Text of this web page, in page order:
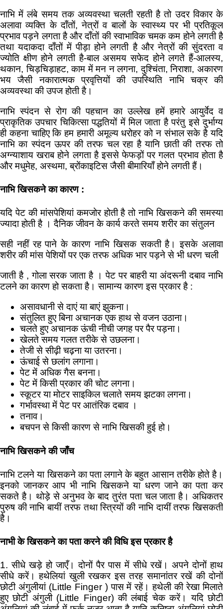
नाभि में लंबे समय तक अव्यवस्था चलती रहती है तो उदर विकार के
अलावा व्यक्ति के दाँतों, नेत्रों व बालों के स्वास्थ्य पर भी प्रतिकूल
प्रभाव पड़ने लगता है और दाँतों की स्वाभाविक चमक कम होने लगती है
तथा यदाकदा दाँतों में पीड़ा होने लगती है और नेत्रों की सुंदरता व
ज्योति क्षीण होने लगती है-बाल असमय सफेद होने लगते हैं-आलस्य,
थकान, चिड़चिड़ाहट, काम में मन न लगना, दुश्चिंता, निराशा, अकारण
भय जैसी नकारात्मक प्रवृत्तियों की उपस्थिति नाभि चक्र की
अव्यवस्था की उपज होती है।
नाभि स्पंदन से रोग की पहचान का उल्लेख हमें हमारे आयुर्वेद व
प्राकृतिक उपचार चिकित्सा पद्धतियों में मिल जाता है परंतु इसे दुर्भाग्य
ही कहना चाहिए कि हम हमारी अमूल्य धरोहर को न संभाल सके है यदि
नाभि का स्पंदन ऊपर की तरफ चल रहा है यानि छाती की तरफ तो
अग्न्याशाय खराब होने लगता है इससे फेफड़ों पर गलत प्रभाव होता है
और मधुमेह, अस्थमा, ब्रोंकाइटिस जैसी बीमारियाँ होने लगती हैं।
नाभि खिसकने का कारण :
यदि पेट की मांसपेशियां कमजोर होती है तो नाभि खिसकने की समस्या
ज्यादा होती है । दैनिक जीवन के कार्य करते समय शरीर का संतुलन
सही नहीं रह पाने के कारण नाभि खिसक सकती है। इसके अलावा
शरीर की मांस पेशियों पर एक तरफ अधिक भार पड़ने से भी धरण चली
जाती है , गोला सरक जाता है । पेट पर बाहरी या अंदरूनी दबाव नाभि
टलने का कारण हो सकता है। सामान्य कारण इस प्रकार है :
असावधानी से दाएं या बाएं झुकना।
संतुलित हुए बिना अचानक एक हाथ से वजन उठाना।
चलते हुए अचानक ऊंची नीची जगह पर पैर पड़ना।
खेलते समय गलत तरीके से उछलना।
तेजी से सीढ़ी चढ़ना या उतरना।
ऊंचाई से छलांग लगाना।
पेट में अधिक गैस बनना।
पेट में किसी प्रकार की चोट लगना।
स्कूटर या मोटर साइकिल चलाते समय झटका लगना।
गर्भावस्था में पेट पर आतंरिक दबाव ।
तनाव।
बचपन से किसी कारण से नाभि खिसकी हुई हो।
नाभि खिसकने की जाँच
नाभि टलने या खिसकने का पता लगाने के बहुत आसान तरीके होते है।
इनको जानकर आप भी नाभि खिसकने या धरण जाने का पता कर
सकते है। थोड़े से अनुभव के बाद तुरंत पता चल जाता है। अधिकतर
पुरुष की नाभि बायीं तरफ तथा स्त्रियों की नाभि दायीं तरफ खिसकती
है।
नाभी के खिसकने का पता करने की विधि इस प्रकार है
1. सीधे खड़े हो जाएँ। दोनों पैर पास में सीधे रखें। अपने दोनों हाथ
सीधे करें। हथेलियां खुली रखकर इस तरह समानांतर रखें की दोनों
छोटी अंगुलीयां (Little Finger ) पास में रहें। हथेली की रेखा मिलाते
हुए छोटी अंगुली (Little Finger) की लंबाई चेक करें। यदि छोटी